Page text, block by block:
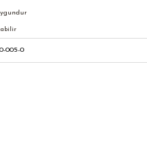
005-0